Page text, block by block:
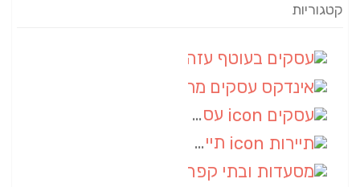
קטגוריות
עסקים
תיירות